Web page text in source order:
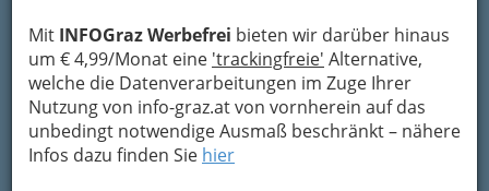
Mit INFOGraz Werbefrei bieten wir darüber hinaus
um € 4,99/Monat eine 'trackingfreie' Alternative,
welche die Datenverarbeitungen im Zuge Ihrer
Nutzung von info-graz.at von vornherein auf das
unbedingt notwendige Ausmaß beschränkt – nähere
Infos dazu finden Sie hier